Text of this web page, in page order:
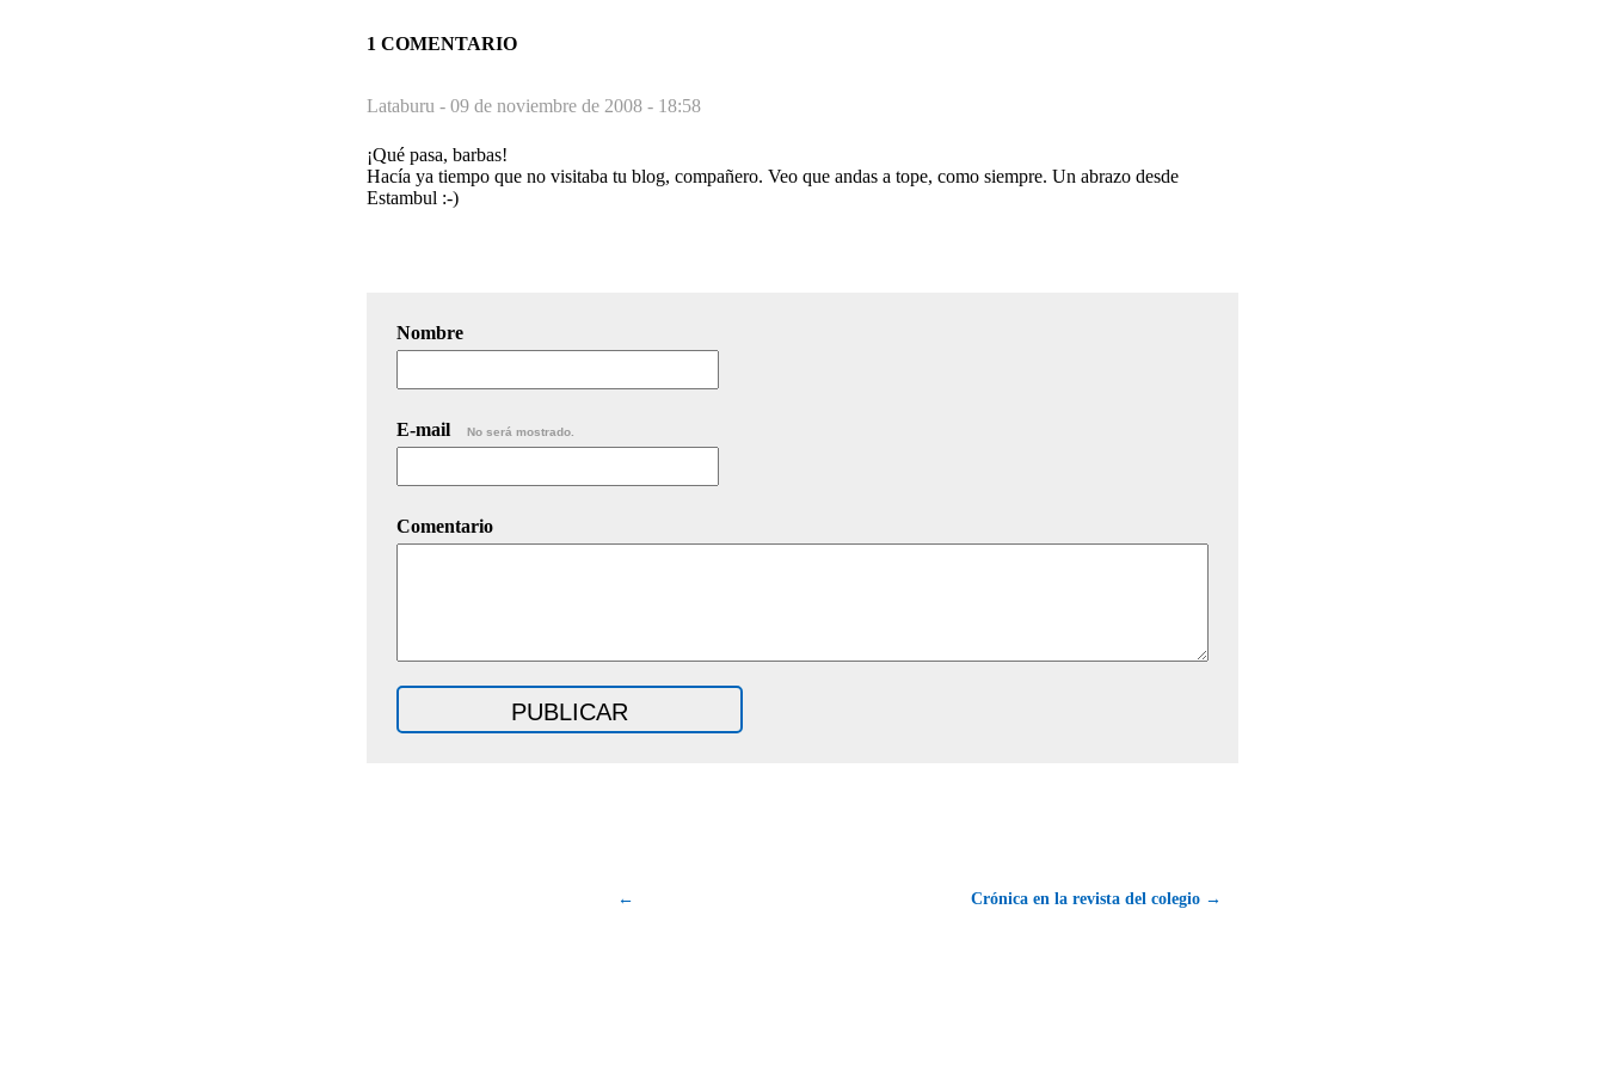
1 COMENTARIO
Lataburu - 09 de noviembre de 2008 - 18:58
¡Qué pasa, barbas!
Hacía ya tiempo que no visitaba tu blog, compañero. Veo que andas a tope, como siempre. Un abrazo desde
Estambul :-)
Nombre
E-mail No será mostrado.
Comentario
← Crónica en la revista del colegio →